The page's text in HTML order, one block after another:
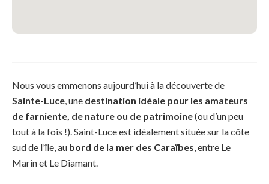
Nous vous emmenons aujourd’hui à la découverte de
Sainte-Luce, une destination idéale pour les amateurs
de farniente, de nature ou de patrimoine(ou d’un peu
tout à la fois !). Saint-Luce est idéalement située sur la côte
sud de l’île, au bord de la mer des Caraïbes, entre Le
Marin et Le Diamant.